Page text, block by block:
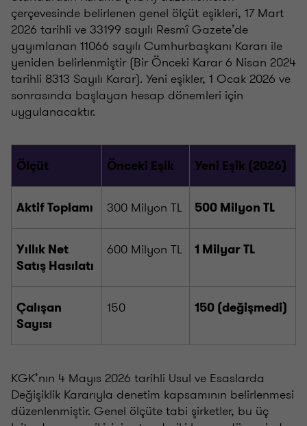
çerçevesinde belirlenen genel ölçüt eşikleri, 17 Mart
2026 tarihli ve 33199 sayılı Resmî Gazete’de
yayımlanan 11066 sayılı Cumhurbaşkanı Kararı ile
yeniden belirlenmiştir (Bir Önceki Karar 6 Nisan 2024
tarihli 8313 Sayılı Karar). Yeni eşikler, 1 Ocak 2026 ve
sonrasında başlayan hesap dönemleri için
uygulanacaktır.
Ölçüt Önceki Eşik Yeni Eşik (2026)
Aktif Toplamı 300 Milyon TL 500 Milyon TL
Yıllık Net
Satış Hasılatı
600 Milyon TL 1 Milyar TL
Çalışan
Sayısı
150 150 (değişmedi)
KGK’nın 4 Mayıs 2026 tarihli Usul ve Esaslarda
Değişiklik Kararıyla denetim kapsamının belirlenmesi
düzenlenmiştir. Genel ölçüte tabi şirketler, bu üç